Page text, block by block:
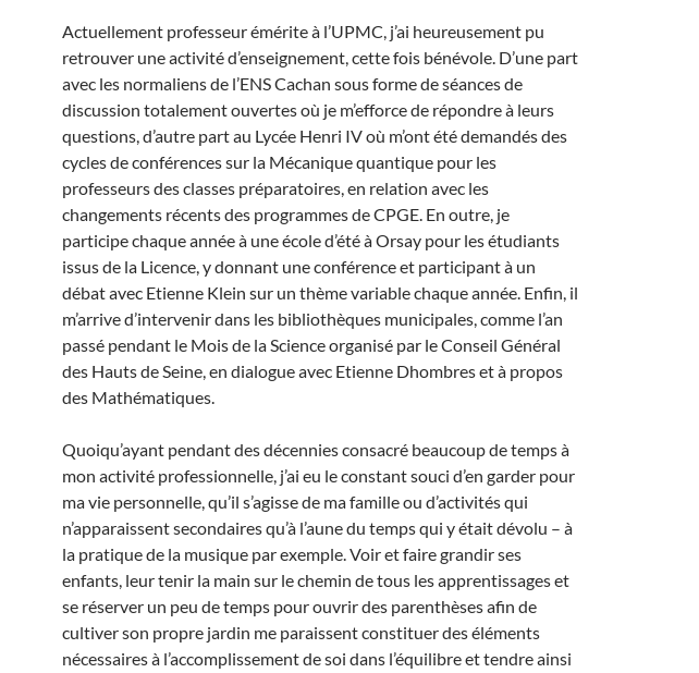
Actuellement professeur émérite à l’UPMC, j’ai heureusement pu
retrouver une activité d’enseignement, cette fois bénévole. D’une part
avec les normaliens de l’ENS Cachan sous forme de séances de
discussion totalement ouvertes où je m’efforce de répondre à leurs
questions, d’autre part au Lycée Henri IV où m’ont été demandés des
cycles de conférences sur la Mécanique quantique pour les
professeurs des classes préparatoires, en relation avec les
changements récents des programmes de CPGE. En outre, je
participe chaque année à une école d’été à Orsay pour les étudiants
issus de la Licence, y donnant une conférence et participant à un
débat avec Etienne Klein sur un thème variable chaque année. Enfin, il
m’arrive d’intervenir dans les bibliothèques municipales, comme l’an
passé pendant le Mois de la Science organisé par le Conseil Général
des Hauts de Seine, en dialogue avec Etienne Dhombres et à propos
des Mathématiques.
Quoiqu’ayant pendant des décennies consacré beaucoup de temps à
mon activité professionnelle, j’ai eu le constant souci d’en garder pour
ma vie personnelle, qu’il s’agisse de ma famille ou d’activités qui
n’apparaissent secondaires qu’à l’aune du temps qui y était dévolu – à
la pratique de la musique par exemple. Voir et faire grandir ses
enfants, leur tenir la main sur le chemin de tous les apprentissages et
se réserver un peu de temps pour ouvrir des parenthèses afin de
cultiver son propre jardin me paraissent constituer des éléments
nécessaires à l’accomplissement de soi dans l’équilibre et tendre ainsi